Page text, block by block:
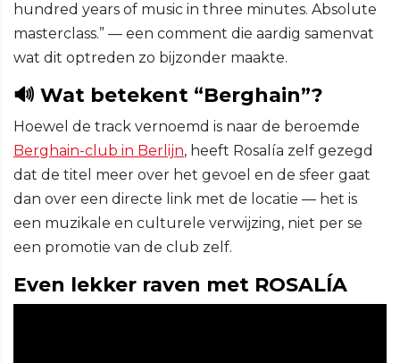
hundred years of music in three minutes. Absolute
masterclass.” — een comment die aardig samenvat
wat dit optreden zo bijzonder maakte.
🔊 Wat betekent “Berghain”?
Hoewel de track vernoemd is naar de beroemde
Berghain-club in Berlijn, heeft Rosalía zelf gezegd
dat de titel meer over het gevoel en de sfeer gaat
dan over een directe link met de locatie — het is
een muzikale en culturele verwijzing, niet per se
een promotie van de club zelf.
Even lekker raven met ROSALÍA